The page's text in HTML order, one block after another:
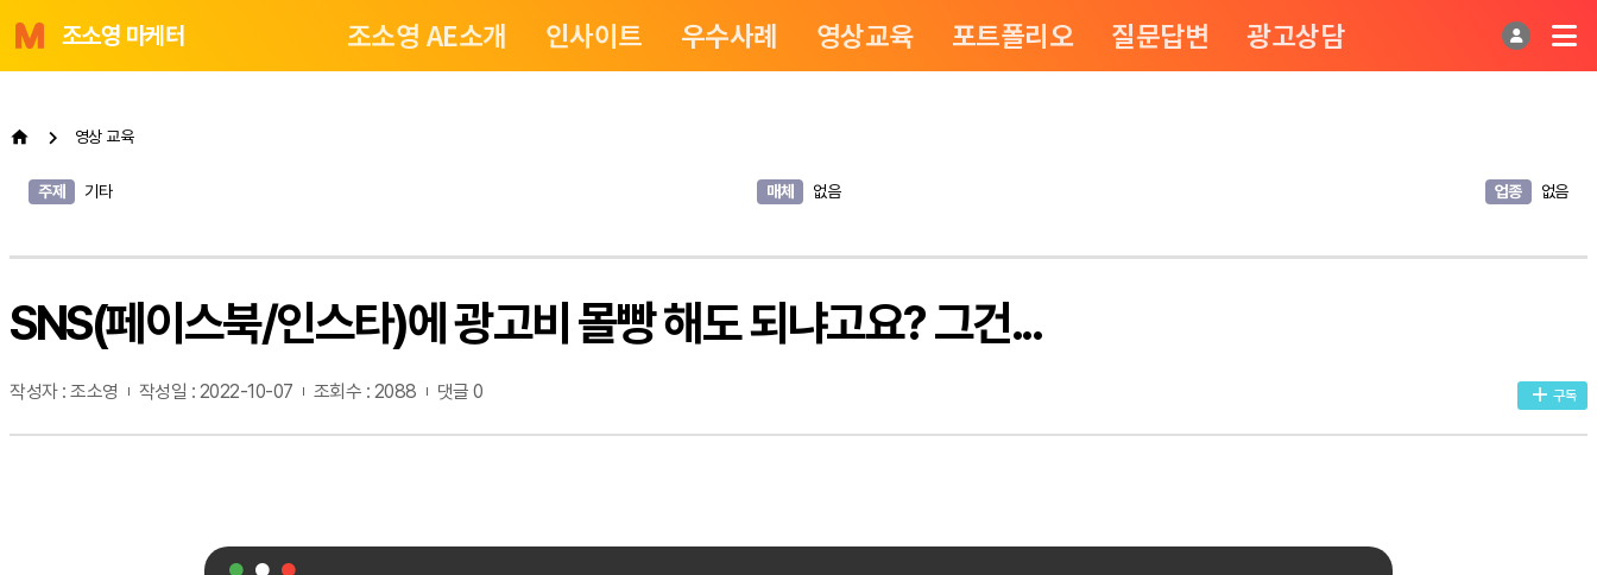
조소영 마케터 조소영 AE소개 인사이트 우수사례 영상교육 포트폴리오 질문답변 광고상담
영상 교육
주제 기타 매체 없음 업종 없음
SNS(페이스북/인스타)에 광고비 몰빵 해도 되냐고요? 그건...
작성자 : 조소영 작성일 : 2022-10-07 조회수 : 2088 댓글 0 구독